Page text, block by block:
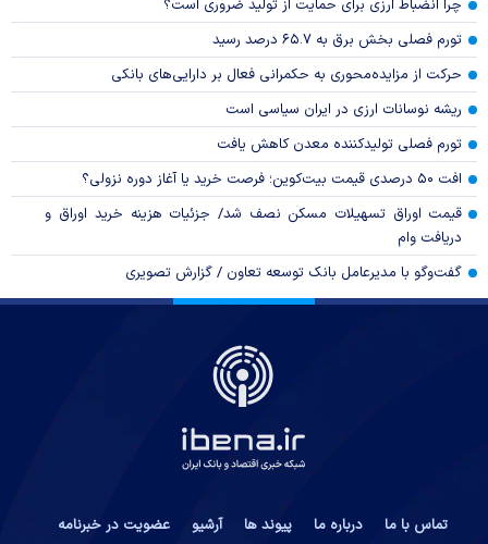
چرا انضباط ارزی برای حمایت از تولید ضروری است؟
تورم فصلی بخش برق به ۶۵.۷ درصد رسید
حرکت از مزایده‌محوری به حکمرانی فعال بر دارایی‌های بانکی
ریشه نوسانات ارزی در ایران سیاسی است
تورم فصلی تولیدکننده معدن کاهش یافت
افت ۵۰ درصدی قیمت بیت‌کوین؛ فرصت خرید یا آغاز دوره نزولی؟
قیمت اوراق تسهیلات مسکن نصف شد/ جزئیات هزینه خرید اوراق و
دریافت وام
گفت‌وگو با مدیرعامل بانک توسعه تعاون / گزارش تصویری
تماس با ما درباره ما پیوند ها آرشیو عضویت در خبرنامه